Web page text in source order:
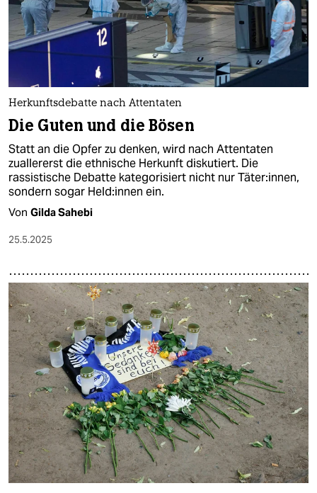
Herkunftsdebatte nach Attentaten
Die Guten und die Bösen
Statt an die Opfer zu denken, wird nach Attentaten
zuallererst die ethnische Herkunft diskutiert. Die
rassistische Debatte kategorisiert nicht nur Täter:innen,
sondern sogar Hel­d:in­nen ein.
Von Gilda Sahebi
25.5.2025